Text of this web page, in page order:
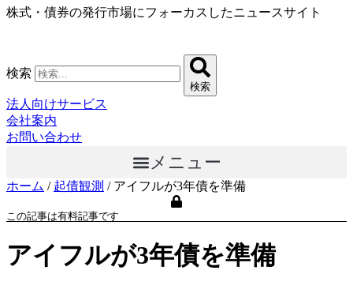
コ
ツ
に
ス
キ
ッ
株式・債券の発行市場にフォーカスしたニュースサイト
検索
検索
法人向けサービス
会社案内
お問い合わせ
メニュー
ホーム / 起債観測 / アイフルが3年債を準備
この記事は有料記事です
アイフルが3年債を準備